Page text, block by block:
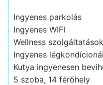
Ingyenes parkolás
Ingyenes WIFI
Wellness szolgáltatások
Ingyenes
Kutya ingyenesen
5 szoba, 14 férőhely